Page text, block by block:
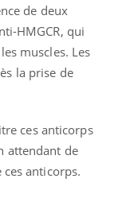
de deux
HMGCR, qui
muscles. Les
la prise de
ces anticorps
attendant de
anticorps.